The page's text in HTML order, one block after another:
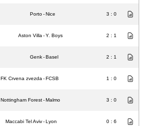
Porto-Nice 3 : 0
Aston Villa -Y. Boys 2 : 1
Genk-Basel 2 : 1
FK Crvena zvezda -FCSB 1 : 0
Nottingham Forest-Malmo 3 : 0
Maccabi Tel Aviv-Lyon 0 : 6